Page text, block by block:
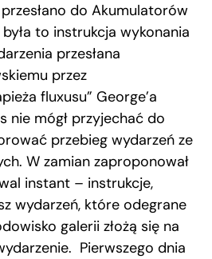
do Akumulatorów
to instrukcja wykonania
przesłana
przez
fluxusu” George’a
nie mógł przyjechać do
przebieg wydarzeń ze
W zamian zaproponował
instant – instrukcje,
wydarzeń, które odegrane
galerii złożą się na
Pierwszego dnia